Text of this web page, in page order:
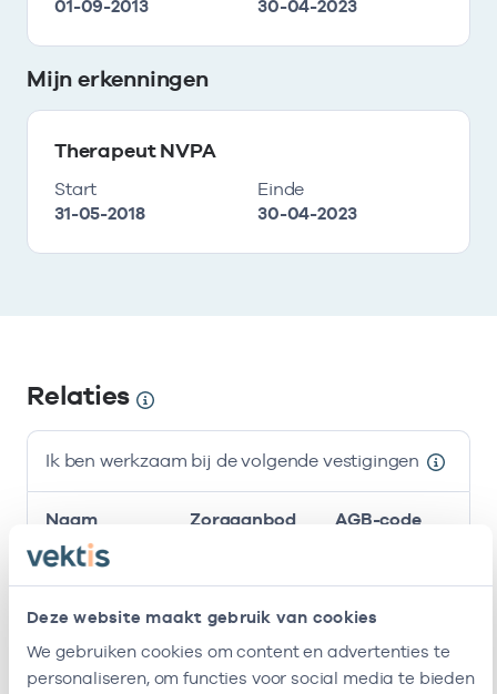
Deze website maakt gebruik van cookies
We gebruiken cookies om content en advertenties te
personaliseren, om functies voor social media te bieden
01-09-2013
30-04-2023
Mijn erkenningen
Therapeut NVPA
Start
31-05-2018
Einde
30-04-2023
Relaties
Ik ben werkzaam bij de volgende vestigingen
Naam Zorgaanbod AGB-code
Mascha
Oefentherapie
Cesar &
Haptonomie